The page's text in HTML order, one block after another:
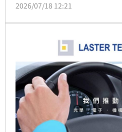
及社工發現異狀，全案才曝光。
2026/07/18 12:21